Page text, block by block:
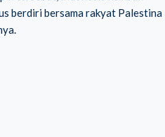
berdiri bersama rakyat Palestina